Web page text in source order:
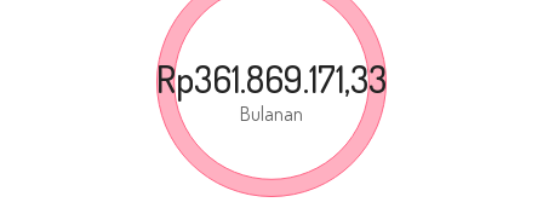
Rp361.869.171,33
Bulanan